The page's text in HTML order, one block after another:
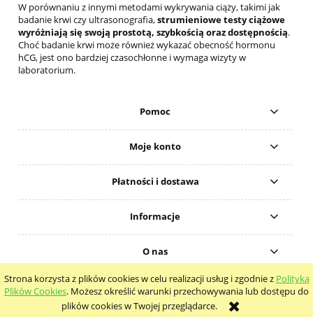
Strona korzysta z plików cookies w celu realizacji usług i zgodnie z Polityką
Plików Cookies. Możesz określić warunki przechowywania lub dostępu do
plików cookies w Twojej przeglądarce.
W porównaniu z innymi metodami wykrywania ciąży, takimi jak
badanie krwi czy ultrasonografia,strumieniowe testy ciążowe
wyróżniają się swoją prostotą, szybkością oraz dostępnością.
Choć badanie krwi może również wykazać obecność hormonu
hCG, jest ono bardziej czasochłonne i wymaga wizyty w
laboratorium.
Pomoc
Moje konto
Płatności i dostawa
Informacje
O nas
pokaż pełną wersję strony
Sklep internetowy Shoper.pl